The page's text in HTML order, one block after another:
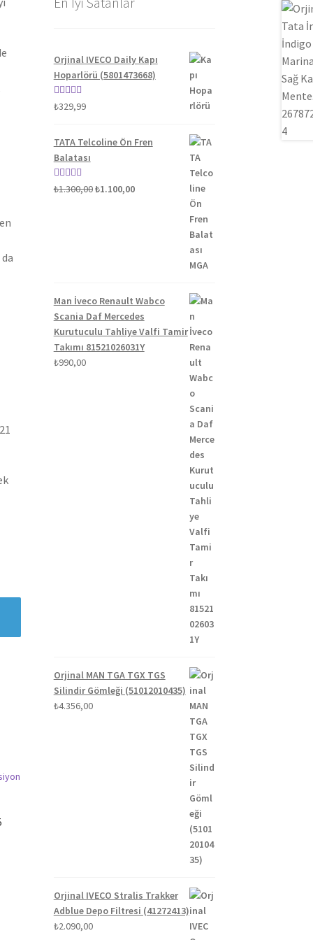
Orjinal IVECO Daily Kapı
Hoparlörü (5801473668)
5 üzerinden
₺329,99
TATA Telcoline Ön Fren
Balatası
5 üzerinden
₺1.300,00Orijinal
₺1.100,00Şu
Man İveco Renault Wabco
Scania Daf Mercedes
Kurutuculu Tahliye Valfi Tamir
Takımı 81521026031Y
₺990,00
Orjinal MAN TGA TGX TGS
Silindir Gömleği (51012010435)
₺4.356,00
Orjinal IVECO Stralis Trakker
Adblue Depo Filtresi (41272413)
₺2.090,00